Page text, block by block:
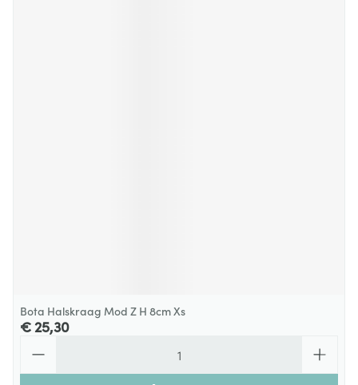
Bota Halskraag Mod Z H 8cm Xs
€ 25,30